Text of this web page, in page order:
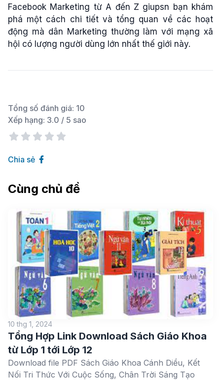
Facebook Marketing từ A đến Z giupsn bạn khám
phá một cách chi tiết và tổng quan về các hoạt
động mà dân Marketing thường làm với mạng xã
hội có lượng người dùng lớn nhất thế giới này.
Tổng số đánh giá: 10
Xếp hạng: 3.0 / 5 sao
Chia sẻ
Cùng chủ đề
10 thg 1, 2024
Tổng Hợp Link Download Sách Giáo Khoa
từ Lớp 1 tới Lớp 12
Download file PDF Sách Giáo Khoa Cánh Diều, Kết
Nối Tri Thức Với Cuộc Sống, Chân Trời Sáng Tạo